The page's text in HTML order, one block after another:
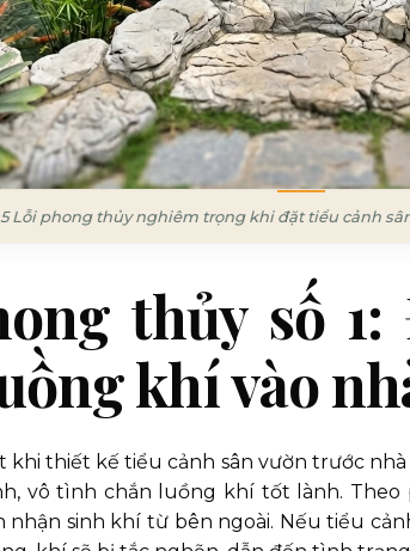
5 Lỗi phong thủy nghiêm trọng khi đặt tiểu cảnh
thủy số
khí vào
khi thiết kế tiểu cảnh sân vườn trước
vô tình chắn luồng khí tốt lành.
nhận sinh khí từ bên ngoài. Nếu tiểu